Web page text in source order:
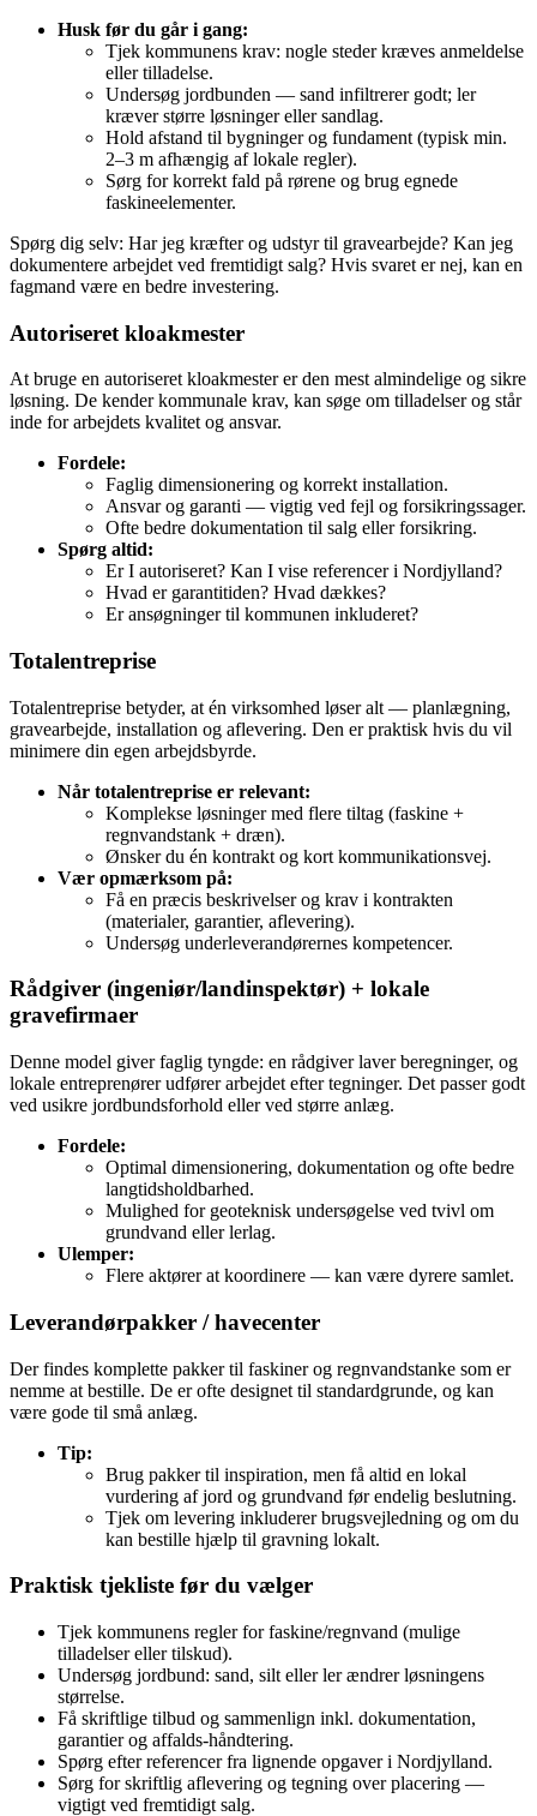
Husk før du går i gang:
Tjek kommunens krav: nogle steder kræves anmeldelse
eller tilladelse.
Undersøg jordbunden — sand infiltrerer godt; ler
kræver større løsninger eller sandlag.
Hold afstand til bygninger og fundament (typisk min.
2–3 m afhængig af lokale regler).
Sørg for korrekt fald på rørene og brug egnede
faskineelementer.
Spørg dig selv: Har jeg kræfter og udstyr til gravearbejde? Kan jeg
dokumentere arbejdet ved fremtidigt salg? Hvis svaret er nej, kan en
fagmand være en bedre investering.
Autoriseret kloakmester
At bruge en autoriseret kloakmester er den mest almindelige og sikre
løsning. De kender kommunale krav, kan søge om tilladelser og står
inde for arbejdets kvalitet og ansvar.
Fordele:
Faglig dimensionering og korrekt installation.
Ansvar og garanti — vigtig ved fejl og forsikringssager.
Ofte bedre dokumentation til salg eller forsikring.
Spørg altid:
Er I autoriseret? Kan I vise referencer i Nordjylland?
Hvad er garantitiden? Hvad dækkes?
Er ansøgninger til kommunen inkluderet?
Totalentreprise
Totalentreprise betyder, at én virksomhed løser alt — planlægning,
gravearbejde, installation og aflevering. Den er praktisk hvis du vil
minimere din egen arbejdsbyrde.
Når totalentreprise er relevant:
Komplekse løsninger med flere tiltag (faskine +
regnvandstank + dræn).
Ønsker du én kontrakt og kort kommunikationsvej.
Vær opmærksom på:
Få en præcis beskrivelser og krav i kontrakten
(materialer, garantier, aflevering).
Undersøg underleverandørernes kompetencer.
Rådgiver (ingeniør/landinspektør) + lokale
gravefirmaer
Denne model giver faglig tyngde: en rådgiver laver beregninger, og
lokale entreprenører udfører arbejdet efter tegninger. Det passer godt
ved usikre jordbundsforhold eller ved større anlæg.
Fordele:
Optimal dimensionering, dokumentation og ofte bedre
langtidsholdbarhed.
Mulighed for geoteknisk undersøgelse ved tvivl om
grundvand eller lerlag.
Ulemper:
Flere aktører at koordinere — kan være dyrere samlet.
Leverandørpakker / havecenter
Der findes komplette pakker til faskiner og regnvandstanke som er
nemme at bestille. De er ofte designet til standardgrunde, og kan
være gode til små anlæg.
Tip:
Brug pakker til inspiration, men få altid en lokal
vurdering af jord og grundvand før endelig beslutning.
Tjek om levering inkluderer brugsvejledning og om du
kan bestille hjælp til gravning lokalt.
Praktisk tjekliste før du vælger
Tjek kommunens regler for faskine/regnvand (mulige
tilladelser eller tilskud).
Undersøg jordbund: sand, silt eller ler ændrer løsningens
størrelse.
Få skriftlige tilbud og sammenlign inkl. dokumentation,
garantier og affalds‑håndtering.
Spørg efter referencer fra lignende opgaver i Nordjylland.
Sørg for skriftlig aflevering og tegning over placering —
vigtigt ved fremtidigt salg.